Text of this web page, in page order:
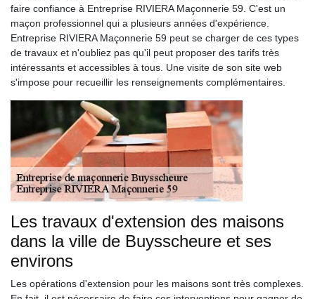
faire confiance à Entreprise RIVIERA Maçonnerie 59. C'est un
maçon professionnel qui a plusieurs années d'expérience.
Entreprise RIVIERA Maçonnerie 59 peut se charger de ces types
de travaux et n'oubliez pas qu'il peut proposer des tarifs très
intéressants et accessibles à tous. Une visite de son site web
s'impose pour recueillir les renseignements complémentaires.
Les travaux d'extension des maisons
dans la ville de Buysscheure et ses
environs
Les opérations d'extension pour les maisons sont très complexes.